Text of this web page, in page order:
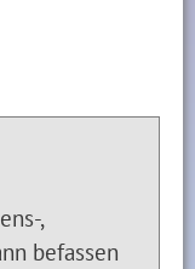
,
befassen